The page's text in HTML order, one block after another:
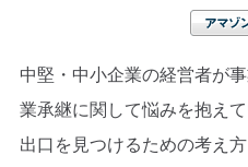
中堅・中小企業の経営者が
業承継に関して悩みを抱え
出口を見つけるための考え